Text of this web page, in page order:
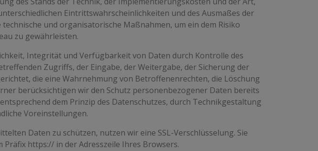
Eintrittswahrscheinlichkeiten und des Ausmaßes der
und organisatorische Maßnahmen, um ein dem Risiko
zu gewährleisten.
Integrität und Verfügbarkeit von Daten durch Kontrolle des
Zugriffs, der Eingabe, der Weitergabe, der Sicherung der
die eine Wahrnehmung von Betroffenenrechten, die Löschung
berücksichtigen wir den Schutz personenbezogener Daten bereits
dem Prinzip des Datenschutzes, durch Technikgestaltung
Voreinstellungen.
Daten zu schützen, nutzen wir eine SSL-Verschlüsselung. Sie
https:// in der Adresszeile Ihres Browsers.